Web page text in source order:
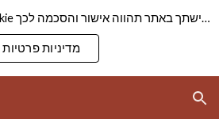
Skip to navigation
אנו משתמשים בקובצי Cookie כדי להבטיח שנספק לך את חוויית הגלישה הטובה ביותר באתר שלנו. המשך גלישתך באתר תהווה אישור והסכמה לכך
מדיניות פרטיות